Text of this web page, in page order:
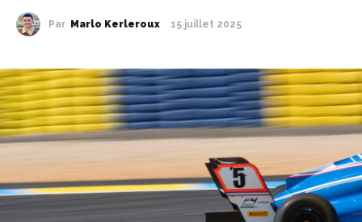
Par Marlo Kerleroux 15 juillet 2025